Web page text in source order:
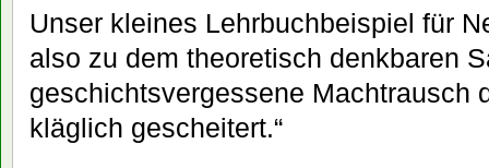
Unser kleines Lehrbuchbeispiel für
also zu dem theoretisch denkbaren
geschichtsvergessene Machtrausch
kläglich gescheitert.“